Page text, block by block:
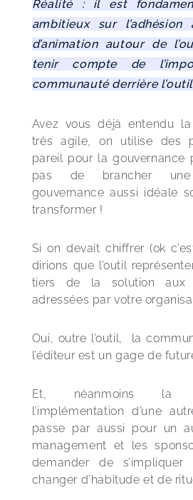
Réalité : il est
ambitieux sur
d’animation autour de
tenir compte de
communauté derrière
Avez vous déjà entendu
très agile, on utilise des
pareil pour la gouvernance
pas de brancher
gouvernance aussi idéale
transformer !
Si on devait chiffrer (ok
dirions que l’outil
tiers de la solution aux
adressées par votre
Oui, outre l’outil,  la
l’éditeur est un gage de
Et, néanmoins la
l’implémentation d’une
passe par aussi pour un
management et les
demander de
changer d’habitude et de